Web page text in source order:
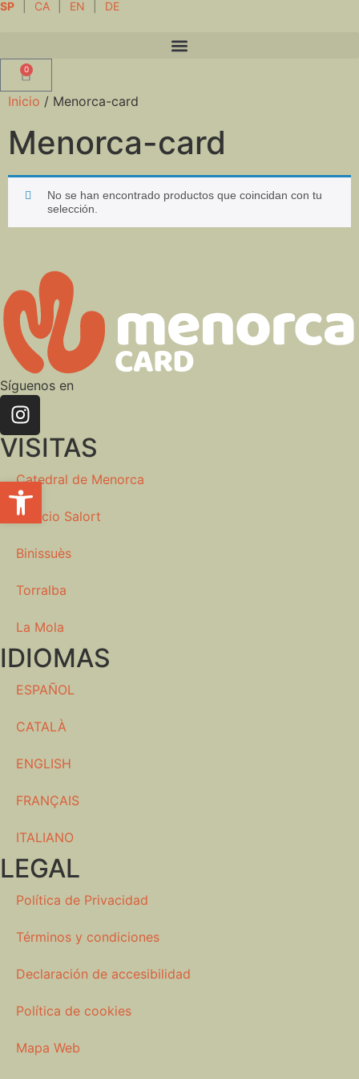
SP CA EN DE
0
Inicio / Menorca-card
Menorca-card
No se han encontrado productos que coincidan con tu
selección.
Síguenos en
VISITAS
Catedral de Menorca
Palacio Salort
Binissuès
Torralba
La Mola
IDIOMAS
ESPAÑOL
CATALÀ
ENGLISH
FRANÇAIS
ITALIANO
LEGAL
Política de Privacidad
Términos y condiciones
Declaración de accesibilidad
Política de cookies
Mapa Web
Abrir barra de herramientas